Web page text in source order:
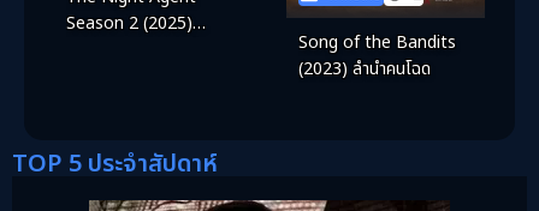
Season 2 (2025)
Song of the Bandits
(2023) ลำนำคนโฉด
TOP 5 ประจำสัปดาห์